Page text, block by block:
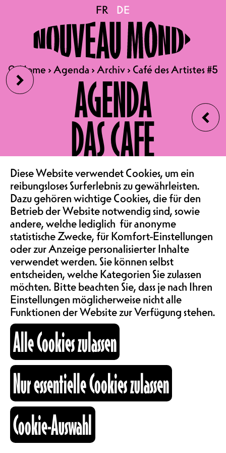
›
‹
FR DE
🔍Home ›Agenda ›Archiv › Café des Artistes #5
AGENDA
DAS CAFE
VEREIN & COMMUNITY
SAALMIETE
ABOS & TARIFE
INFORMATIONEN
KARTOGRAPHIE
SUCHE
fb
+41 26 322 57 67
FR DE
🔍Home ›Agenda ›Archiv › Café des Artistes #5
Café des Artistes #5
15.11.2023
CAFÉ DES ARTISTES #5
STREAMING, SOCIAL MEDIA
UND PRÄSENTATION DES
NEUEN VEREINS BÜRO
ZUSAMMENKUNFT |
OSTFLÜGEL
EINTRITT FREI
Diese Veranstaltung richtet sich an
Freiburger Künstler*innen, die im
Bereich der aktuellen Musik tätig
sind. Diese thematischen Treffen
ermöglichen es euch, dank der
Beiträge von Schlüsselpersonen aus
diesem Bereich, Kenntnisse zu
erwerben, um euer Musikprojekt
weiterzuentwickeln (Booking,
Kommunikation, soziale
Netzwerke, Strukturierung,
Beschaffung von Mittel usw.). Ihr
werdet auch die Möglichkeit haben,
Kontakte zu knüpfen, um ein
Netzwerk für den musikalischen
Austausch zu schaffen.
Für diese 5. Ausgabe wollen wir uns
mit dem Thema Streaming und
Social Media beschäftigen.
Pasquier (Shuttle)
sein. Begleitet wird er von Céline
Diese Website verwendet Cookies, um ein
reibungsloses Surferlebnis zu gewährleisten.
Dazu gehören wichtige Cookies, die für den
Betrieb der Website notwendig sind, sowie
andere, welche lediglich für anonyme
statistische Zwecke, für Komfort-Einstellungen
oder zur Anzeige personalisierter Inhalte
verwendet werden. Sie können selbst
entscheiden, welche Kategorien Sie zulassen
möchten. Bitte beachten Sie, dass je nach Ihren
Einstellungen möglicherweise nicht alle
Funktionen der Website zur Verfügung stehen.
Alle Cookies zulassen
Nur essentielle Cookies zulassen
Cookie-Auswahl